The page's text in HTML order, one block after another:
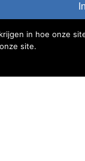
ons
in hoe onze
site.